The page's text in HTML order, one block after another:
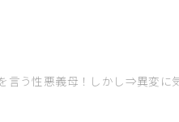
う性悪義母！しかし⇒異変に